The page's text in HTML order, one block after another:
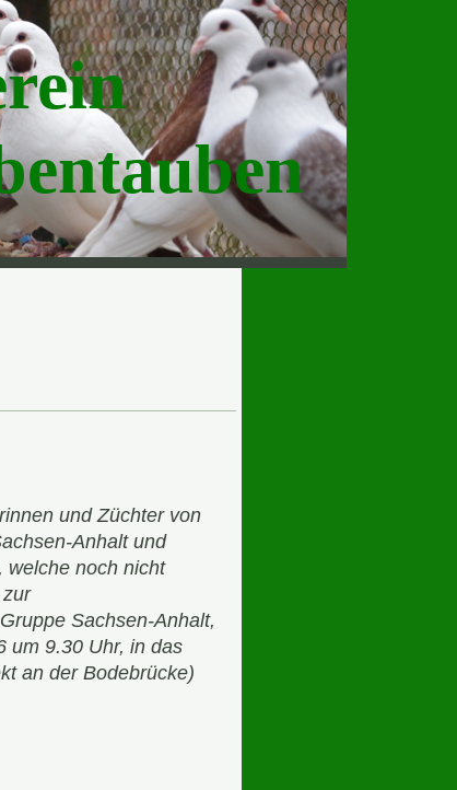
und Züchter von
Anhalt und
welche noch nicht
Sachsen-Anhalt,
um 9.30 Uhr, in das
an der Bodebrücke)